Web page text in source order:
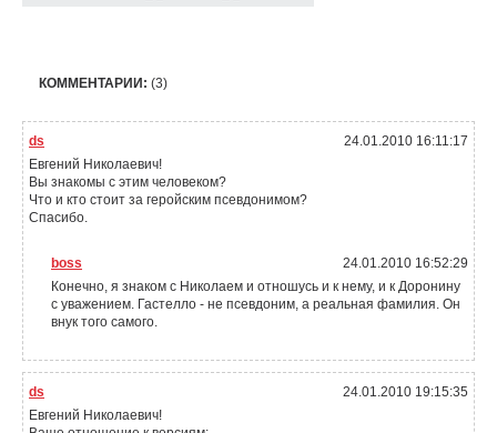
КОММЕНТАРИИ: (3)
ds
24.01.2010 16:11:17
Евгений Николаевич!
Вы знакомы с этим человеком?
Что и кто стоит за геройским псевдонимом?
Спасибо.
boss
24.01.2010 16:52:29
Конечно, я знаком с Николаем и отношусь и к нему, и к Доронину
с уважением. Гастелло - не псевдоним, а реальная фамилия. Он
внук того самого.
ds
24.01.2010 19:15:35
Евгений Николаевич!